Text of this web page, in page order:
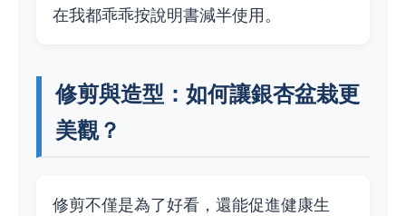
在我都乖乖按說明書減半使用。
修剪與造型：如何讓銀杏盆栽更
美觀？
修剪不僅是為了好看，還能促進健康生